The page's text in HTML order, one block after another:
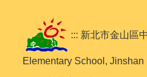
::: 新北市金山區
Elementary School,